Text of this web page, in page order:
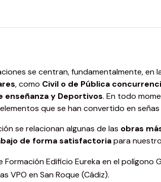
se centran, fundamentalmente, en
, como Civil o de Pública
enseñanza y Deportivos. En todo
que se han convertido en
se relacionan algunas de las obras
de forma satisfactoria para
Formación Edificio Eureka en el polígono
VPO en San Roque (Cádiz).